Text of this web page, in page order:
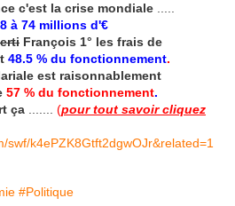
c'est la crise mondiale
à 74 millions d'€
François 1° les frais de
48.5 % du fonctionnement.
est raisonnablement
57 % du fonctionnement.
ça
(pour tout savoir cliquez
swf/k4ePZK8Gtft2dgwOJr&related=1
#Politique